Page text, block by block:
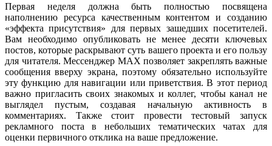
Первая неделя должна быть полностью посвящена
наполнению ресурса качественным контентом и созданию
«эффекта присутствия» для первых зашедших посетителей.
Вам необходимо опубликовать не менее десяти ключевых
постов, которые раскрывают суть вашего проекта и его пользу
для читателя. Мессенджер MAX позволяет закреплять важные
сообщения вверху экрана, поэтому обязательно используйте
эту функцию для навигации или приветствия. В этот период
важно пригласить своих знакомых и коллег, чтобы канал не
выглядел пустым, создавая начальную активность в
комментариях. Также стоит провести тестовый запуск
рекламного поста в небольших тематических чатах для
оценки первичного отклика на ваше предложение.